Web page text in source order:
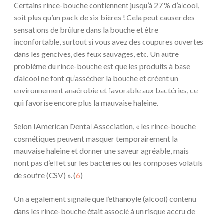
Certains rince-bouche contiennent jusqu’à 27 % d’alcool,
soit plus qu’un pack de six bières ! Cela peut causer des
sensations de brûlure dans la bouche et être
inconfortable, surtout si vous avez des coupures ouvertes
dans les gencives, des feux sauvages, etc. Un autre
problème du rince-bouche est que les produits à base
d’alcool ne font qu’assécher la bouche et créent un
environnement anaérobie et favorable aux bactéries, ce
qui favorise encore plus la mauvaise haleine.
Selon l’American Dental Association, « les rince-bouche
cosmétiques peuvent masquer temporairement la
mauvaise haleine et donner une saveur agréable, mais
n’ont pas d’effet sur les bactéries ou les composés volatils
de soufre (CSV) ». (6)
On a également signalé que l’éthanoyle (alcool) contenu
dans les rince-bouche était associé à un risque accru de